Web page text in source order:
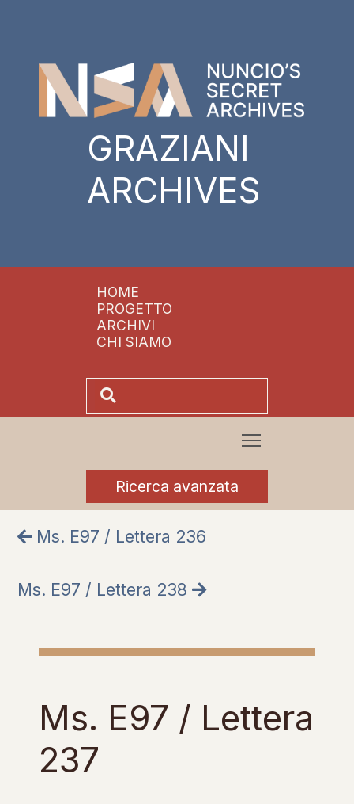
GRAZIANI
ARCHIVES
HOME
PROGETTO
ARCHIVI
CHI SIAMO
Ricerca avanzata
Ms. E97 / Lettera 236
Ms. E97 / Lettera 238
Ms. E97 / Lettera
237